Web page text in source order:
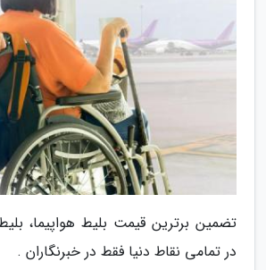
تضمین برترین قیمت بلیط هواپیما،
در تمامی نقاط دنیا فقط در خبرنگاران .